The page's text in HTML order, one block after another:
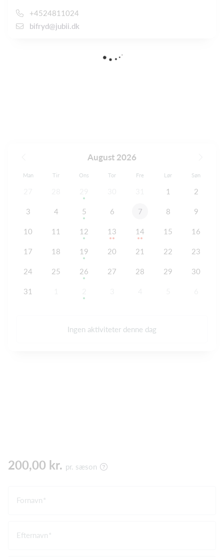
+4524811024
bifryd@jubii.dk
August 2026
Man Tir Ons Tor Fre Lør Søn
1 2
3 4 5 6 7 8 9
10 11 12 13 14 15 16
17 18 19 20 21 22 23
24 25 26 27 28 29 30
31
Ingen aktiviteter denne dag
200,00 kr. pr. sæson
Fornavn
Efternavn